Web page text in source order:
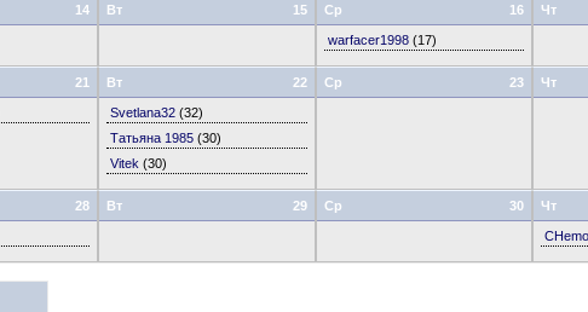
14 15
Вт 16
Ср
warfacer1998 (17)
Чт
21 22
Вт
Svetlana32 (32)
Татьяна 1985 (30)
Vitek (30)
23
Ср Чт
28 29
Вт 30
Ср Чт